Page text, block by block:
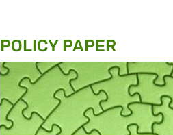
POLICY PAPER